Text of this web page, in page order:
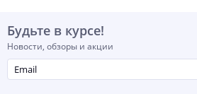
Будьте в курсе!
Новости, обзоры и акции